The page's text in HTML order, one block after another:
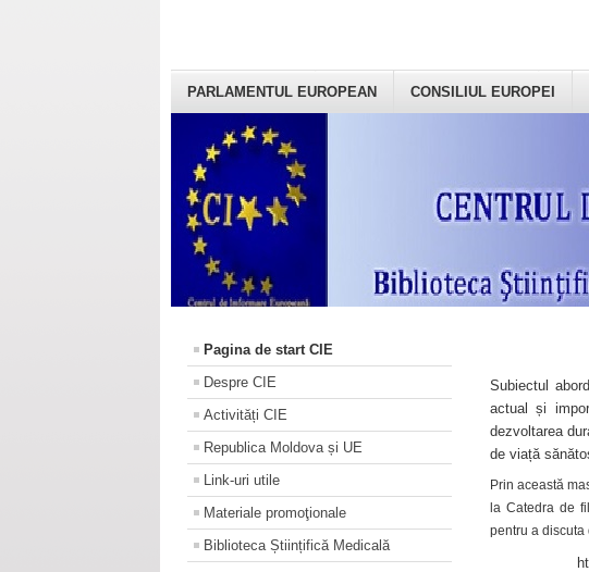
PARLAMENTUL EUROPEAN CONSILIUL EUROPEI
Pagina de start CIE
Despre CIE
Activități CIE
Republica Moldova și UE
Link-uri utile
Materiale promoţionale
Biblioteca Științifică Medicală
Subiectul
actual și
dezvoltarea
de viață
Prin această
la Catedra de
pentru a